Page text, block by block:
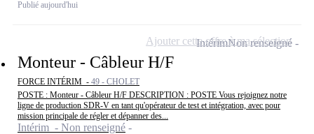
Publié aujourd'hui
Monteur - Câbleur H/F
FORCE INTÉRIM - 49 - CHOLET
POSTE : Monteur - Câbleur H/F DESCRIPTION : POSTE Vous rejoignez notre
ligne de production SDR-V en tant qu'opérateur de test et intégration, avec pour
mission principale de régler et dépanner des...
Intérim - Non renseigné
IntérimNon renseigné
Ajouter cette offre à ma sélection